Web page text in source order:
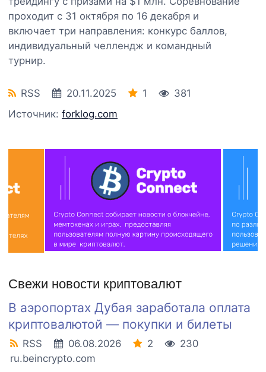
проходит с 31 октября по 16 декабря и
включает три направления: конкурс баллов,
индивидуальный челлендж и командный
турнир.
RSS 20.11.2025 1
381
Источник: forklog.com
Свежи новости криптовалют
В аэропортах Дубая заработала оплата
криптовалютой — покупки и билеты
RSS 06.08.2026 2
230
ru.beincrypto.com